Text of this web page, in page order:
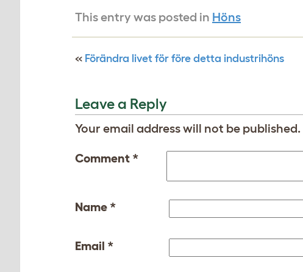
This entry was posted in Höns
« Förändra livet för före detta industrihöns
Leave a Reply
Your email address will not be published.
Comment *
Name *
Email *